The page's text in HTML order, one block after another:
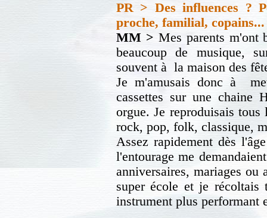
PR > Des influences ?
proche, familial, copains...
MM > Mes parents m'ont
beaucoup de musique,
souvent à la maison des
Je m'amusais donc à
cassettes sur une chaine
orgue. Je reproduisais
rock, pop, folk, classique,
Assez rapidement dès
l'entourage me
anniversaires, mariages
super école et je récoltais
instrument plus performant